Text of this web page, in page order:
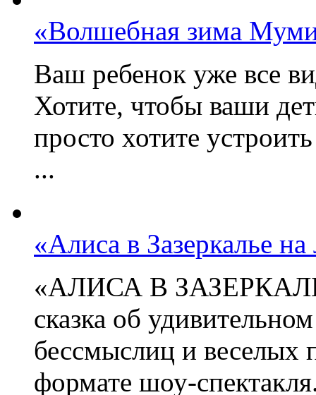
«Волшебная зима
Ваш ребенок уже все
Хотите, чтобы ваши
просто хотите
...
«Алиса в Зазеркалье
«АЛИСА В
сказка об
бессмыслиц и веселых
формате шоу-